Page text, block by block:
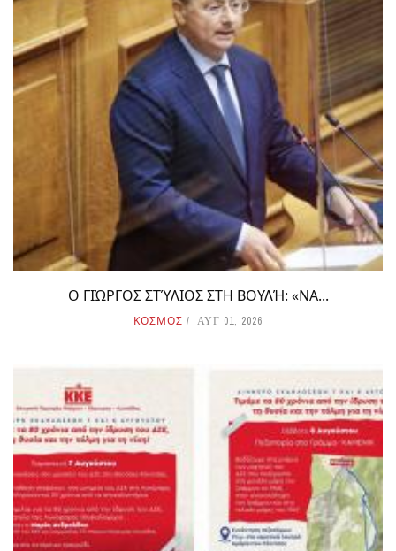
Ο ΓΙΏΡΓΟΣ ΣΤΎΛΙΟΣ ΣΤΗ ΒΟΥΛΉ: «ΝΑ...
ΚΟΣΜΟΣ ΑΥΓ 01, 2026